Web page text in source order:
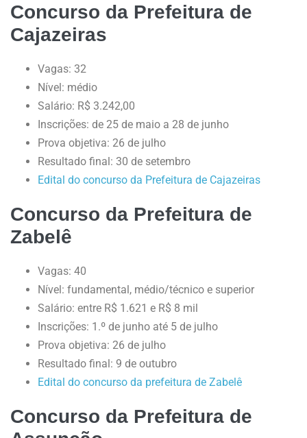
Concurso da Prefeitura de
Cajazeiras
Vagas: 32
Nível: médio
Salário: R$ 3.242,00
Inscrições: de 25 de maio a 28 de junho
Prova objetiva: 26 de julho
Resultado final: 30 de setembro
Edital do concurso da Prefeitura de Cajazeiras
Concurso da Prefeitura de
Zabelê
Vagas: 40
Nível: fundamental, médio/técnico e superior
Salário: entre R$ 1.621 e R$ 8 mil
Inscrições: 1.º de junho até 5 de julho
Prova objetiva: 26 de julho
Resultado final: 9 de outubro
Edital do concurso da prefeitura de Zabelê
Concurso da Prefeitura de